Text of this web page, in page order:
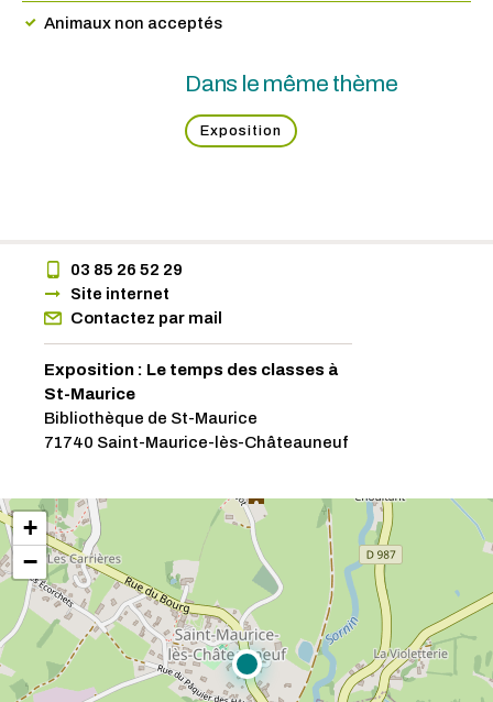
Animaux non acceptés
Dans le même thème
Exposition
03 85 26 52 29
Site internet
Contactez par mail
Exposition : Le temps des classes à
St-Maurice
Bibliothèque de St-Maurice
71740 Saint-Maurice-lès-Châteauneuf
+
−